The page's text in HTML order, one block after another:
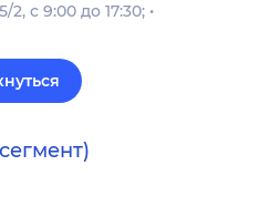
с 9:00 до 17:30; •